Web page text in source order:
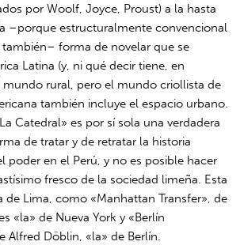
por Woolf, Joyce, Proust) a la hasta
–porque estructuralmente convencional
forma de novelar que se
Latina (y, ni qué decir tiene, en
mundo rural, pero el mundo criollista de
también incluye el espacio urbano.
Catedral» es por sí sola una verdadera
de tratar y de retratar la historia
poder en el Perú, y no es posible hacer
fresco de la sociedad limeña. Esta
de Lima, como «Manhattan Transfer», de
«la» de Nueva York y «Berlín
Alfred Döblin, «la» de Berlín.